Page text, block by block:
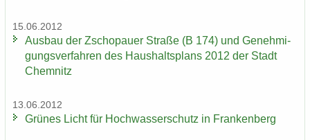
15.06.2012
Aus­bau der Zscho­pau­er Stra­ße (B 174) und Ge­neh­mi­
gungs­ver­fah­ren des Haus­halts­plans 2012 der Stadt
Chem­nitz
13.06.2012
Grü­nes Licht für Hoch­was­ser­schutz in Fran­ken­berg